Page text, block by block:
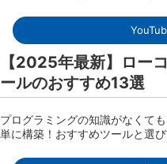
【2025年最新】ロー
ールのおすすめ13選
プログラミングの知識がなくて
単に構築！おすすめツールと選び